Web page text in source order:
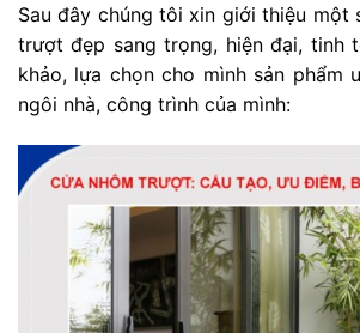
Sau đây chúng tôi xin giới thiệu một
trượt đẹp sang trọng, hiện đại, tinh
khảo, lựa chọn cho mình sản phẩm
ngôi nhà, công trình của mình: